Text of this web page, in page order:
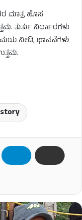
ಮಾತ್ರ ಹೊಸ
ತುರ್ತು ನಿರ್ಧಾರಗಳು
ನೀಡಿ, ಭಾವನೆಗಳು